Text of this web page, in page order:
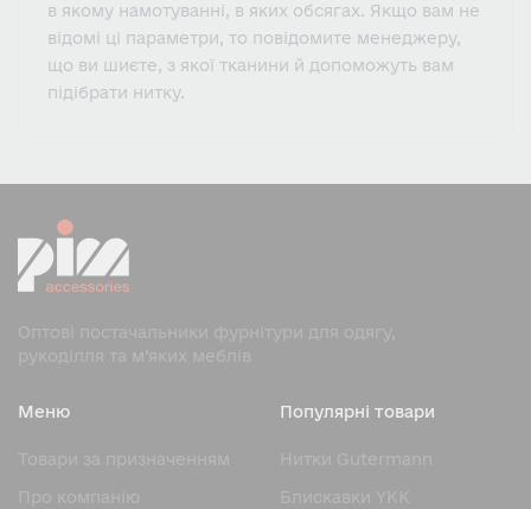
в якому намотуванні, в яких обсягах. Якщо вам не
відомі ці параметри, то повідомите менеджеру,
що ви шиєте, з якої тканини й допоможуть вам
підібрати нитку.
Оптові постачальники фурнітури для одягу,
рукоділля та м’яких меблів
Меню
Товари за призначенням
Про компанію
Популярні товари
Нитки Gutermann
Блискавки YKK